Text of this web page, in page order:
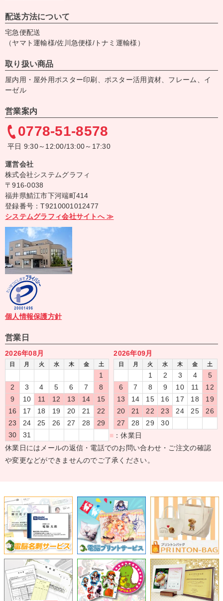
配送方法について
宅急便配送
（ヤマト運輸様/佐川急便様/トナミ運輸様）
取り扱い商品
屋内用・屋外用ポスター印刷、ポスター活用資材、フレーム、イ
ーゼル
営業案内
0778-51-8578
平日 9:30～12:00/13:00～17:30
運営会社
株式会社システムグラフィ
〒916-0038
福井県鯖江市下河端町414
登録番号：T9210001012477
システムグラフィ会社サイトへ ≫
個人情報保護方針
営業日
2026年08月
日 月 火 水 木 金 土
1
2
3 4 5 6 7
8
9
10 11 12 13 14
15
16
17 18 19 20 21
22
23
24 25 26 27 28
29
30
31
2026年09月
日 月 火 水 木 金 土
1 2 3 4
5
6
7 8 9 10 11
12
13
14 15 16 17 18
19
20
21 22 23 24 25
26
27
28 29
30
■ ：休業日
休業日にはメールの返信・電話でのお問い合わせ・ご注文の確認
や変更などができませんのでご了承ください。